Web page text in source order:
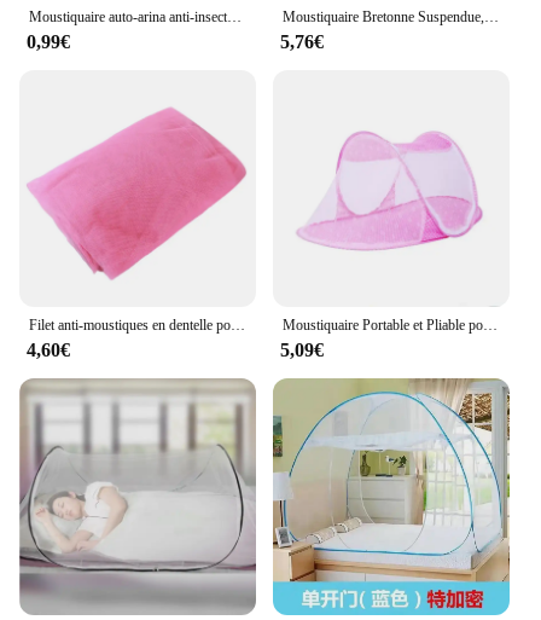
mosquito protection.Moustiquaire auto-arina anti-insectes et mouches pour fenêtre de lit, rideaux de jardin, textile de maison, maille d'intérieur, bricolage
0,99€
Moustiquaire Bretonne Suspendue, Lit Rond Dégradé, Rideau, Literie sur Offre, Grilles, Choses à la Chambre, Nid de Bébé, Anti-Moustique, Maison
5,76€
Filet anti-moustiques en dentelle pour lit double, en polyester, blanc, rose, bleu, violet, nouvelle collection 2023
4,60€
Moustiquaire Portable et Pliable pour Bébé de 0 à 3 Ans, Lit de Sommeil pour Nouveau-né, Tente de Jeu pour Enfant
5,09€